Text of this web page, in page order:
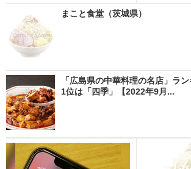
まこと食堂（茨城県）
「広島県の中華料理の名店」ラ
1位は「四季」【2022年9月...